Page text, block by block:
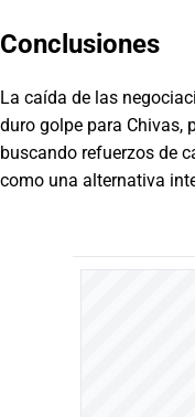
Conclusiones
La caída de las
duro golpe para Chivas,
buscando refuerzos de
como una alternativa